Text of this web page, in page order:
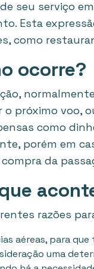
seu serviço
Esta
como
ocorre?
o próximo voo,
como
porém em
da
razões
aéreas, para
uma